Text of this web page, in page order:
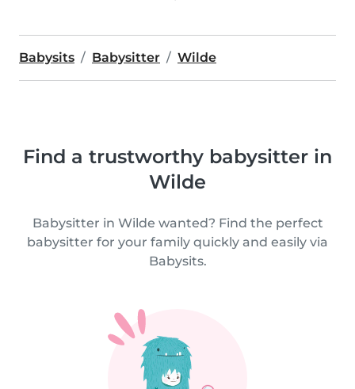
Babysits Babysitter Wilde
Find a trustworthy babysitter in
Wilde
Babysitter in Wilde wanted? Find the perfect
babysitter for your family quickly and easily via
Babysits.